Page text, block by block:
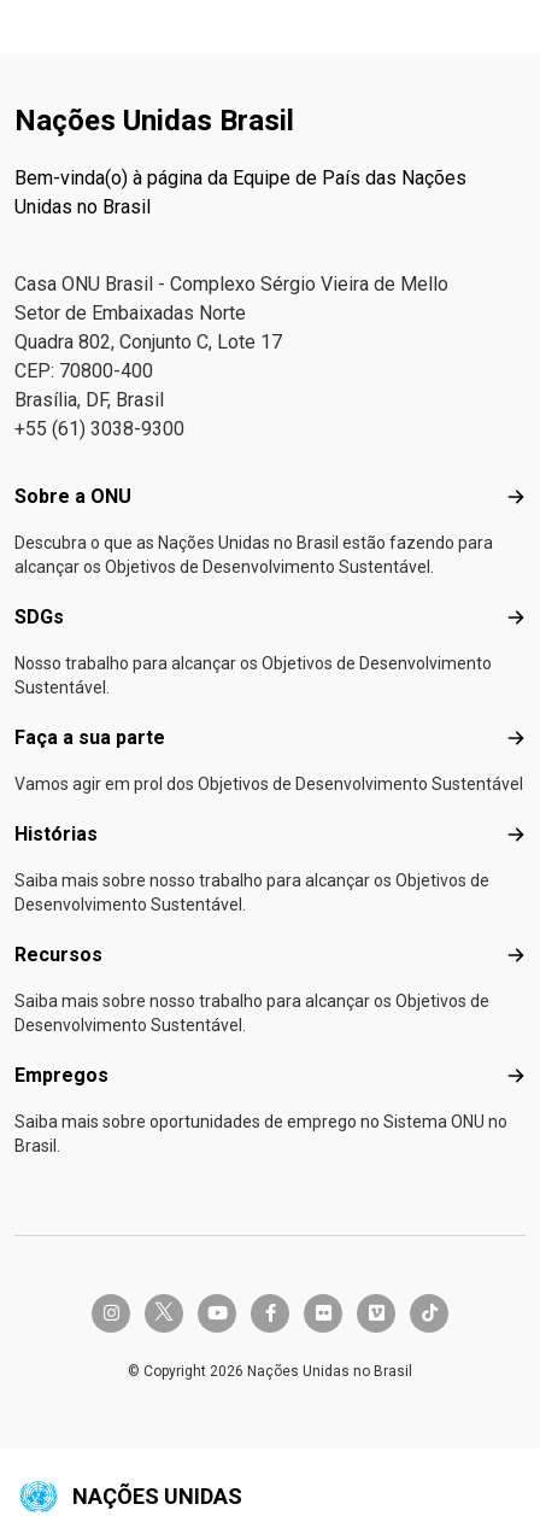
Nações Unidas Brasil
Bem-vinda(o) à página da Equipe de País das Nações
Unidas no Brasil
Casa ONU Brasil - Complexo Sérgio Vieira de Mello
Setor de Embaixadas Norte
Quadra 802, Conjunto C, Lote 17
CEP: 70800-400
Brasília, DF, Brasil
+55 (61) 3038-9300
Footer menu
Sobre a ONU
Descubra o que as Nações Unidas no Brasil estão fazendo para
alcançar os Objetivos de Desenvolvimento Sustentável.
SDGs
Nosso trabalho para alcançar os Objetivos de Desenvolvimento
Sustentável.
Faça a sua parte
Vamos agir em prol dos Objetivos de Desenvolvimento Sustentável
Histórias
Saiba mais sobre nosso trabalho para alcançar os Objetivos de
Desenvolvimento Sustentável.
Recursos
Saiba mais sobre nosso trabalho para alcançar os Objetivos de
Desenvolvimento Sustentável.
Empregos
Saiba mais sobre oportunidades de emprego no Sistema ONU no
Brasil.
instagramtwitter-x youtube facebook-fflickr vimeo tiktok
© Copyright 2026 Nações Unidas no Brasil
NAÇÕES UNIDAS